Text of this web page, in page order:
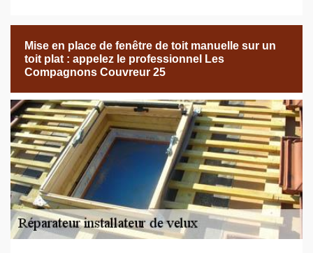
Mise en place de fenêtre de toit manuelle sur un
toit plat : appelez le professionnel Les
Compagnons Couvreur 25